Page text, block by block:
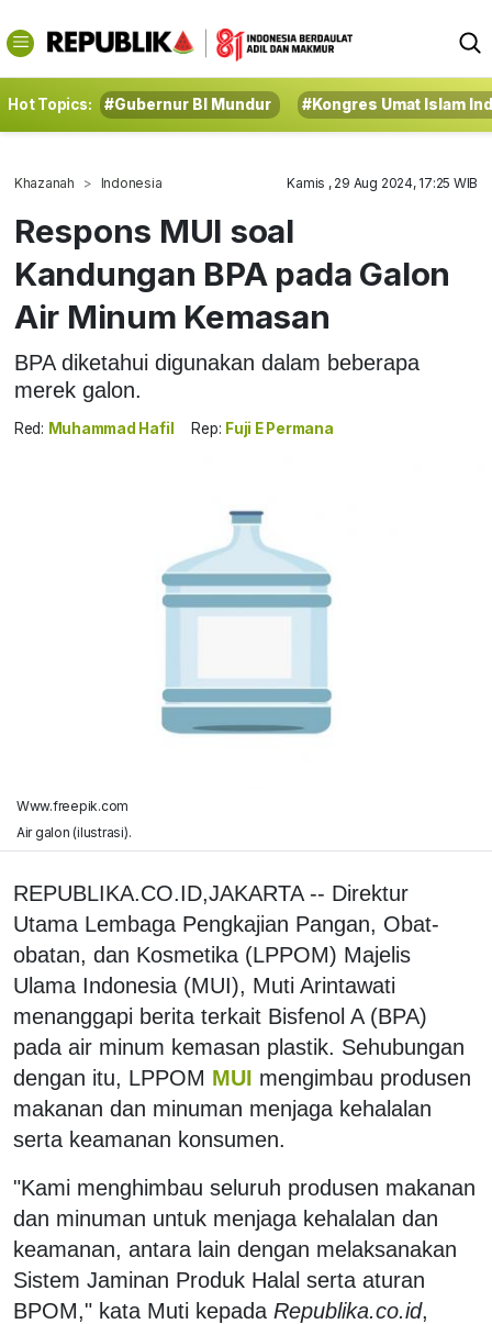
Hot Topics: #Gubernur BI Mundur #Kongres Umat Islam
Khazanah Indonesia Kamis , 29 Aug 2024, 17:25 WIB
Respons MUI soal
Kandungan BPA pada Galon
Air Minum Kemasan
BPA diketahui digunakan dalam beberapa
merek galon.
Red: Muhammad Hafil Rep: Fuji E Permana
Www.freepik.com
Air galon (ilustrasi).
REPUBLIKA.CO.ID,JAKARTA -- Direktur
Utama Lembaga Pengkajian Pangan, Obat-
obatan, dan Kosmetika (LPPOM) Majelis
Ulama Indonesia (MUI), Muti Arintawati
menanggapi berita terkait Bisfenol A (BPA)
pada air minum kemasan plastik. Sehubungan
dengan itu, LPPOM MUI mengimbau produsen
makanan dan minuman menjaga kehalalan
serta keamanan konsumen.
"Kami menghimbau seluruh produsen makanan
dan minuman untuk menjaga kehalalan dan
keamanan, antara lain dengan melaksanakan
Sistem Jaminan Produk Halal serta aturan
BPOM," kata Muti kepada Republika.co.id,